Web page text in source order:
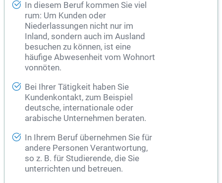
In diesem Beruf kommen Sie viel
rum: Um Kunden oder
Niederlassungen nicht nur im
Inland, sondern auch im Ausland
besuchen zu können, ist eine
häufige Abwesenheit vom Wohnort
vonnöten.
Bei Ihrer Tätigkeit haben Sie
Kundenkontakt, zum Beispiel
deutsche, internationale oder
arabische Unternehmen beraten.
In Ihrem Beruf übernehmen Sie für
andere Personen Verantwortung,
so z. B. für Studierende, die Sie
unterrichten und betreuen.